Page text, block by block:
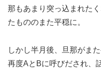
那もあまり突っ込まれた
たもののまた平穏に。
しかし半月後、旦那がまた
再度AとBに呼びだされ、